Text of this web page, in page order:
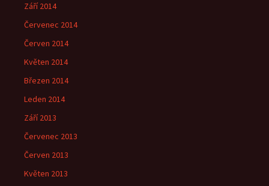
Září 2014
Červenec 2014
Červen 2014
Květen 2014
Březen 2014
Leden 2014
Září 2013
Červenec 2013
Červen 2013
Květen 2013